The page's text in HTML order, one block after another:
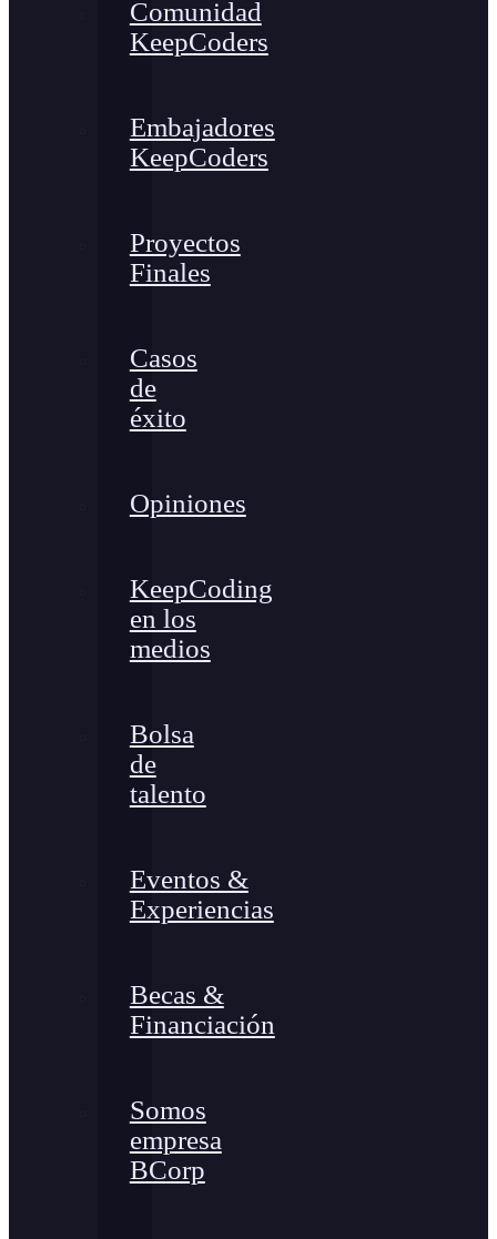
Comunidad
KeepCoders
Embajadores
KeepCoders
Proyectos
Finales
Casos
de
éxito
Opiniones
KeepCoding
en los
medios
Bolsa
de
talento
Eventos &
Experiencias
Becas &
Financiación
Somos
empresa
BCorp